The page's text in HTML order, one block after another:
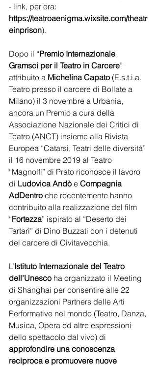
- link, per ora:
https://teatroaenigma.wixsite.com/theatr
einprison).
Dopo il “Premio Internazionale
Gramsci per il Teatro in Carcere”
attribuito a Michelina Capato (E.s.t.i.a.
Teatro presso il carcere di Bollate a
Milano) il 3 novembre a Urbania,
ancora un Premio a cura della
Associazione Nazionale dei Critici di
Teatro (ANCT) insieme alla Rivista
Europea “Catarsi, Teatri delle diversità”
il 16 novembre 2019 al Teatro
“Magnolfi” di Prato riconosce il lavoro
di Ludovica Andò e Compagnia
AdDentro che recentemente hanno
contribuito alla realizzazione del film
“Fortezza” ispirato al “Deserto dei
Tartari” di Dino Buzzati con i detenuti
del carcere di Civitavecchia.
L’Istituto Internazionale del Teatro
dell’Unesco ha organizzato il Meeting
di Shanghai per consentire alle 22
organizzazioni Partners delle Arti
Performative nel mondo (Teatro, Danza,
Musica, Opera ed altre espressioni
dello spettacolo dal vivo) di
approfondire una conoscenza
reciproca e promuovere nuove